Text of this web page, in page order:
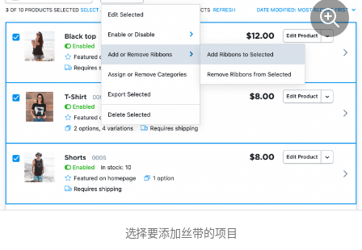
选择要添加丝带的项目